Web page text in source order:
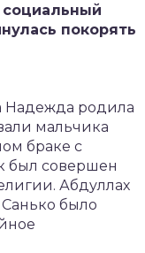
социальный
покорять
Надежда родила
мальчика
браке с
был совершен
Абдуллах
было